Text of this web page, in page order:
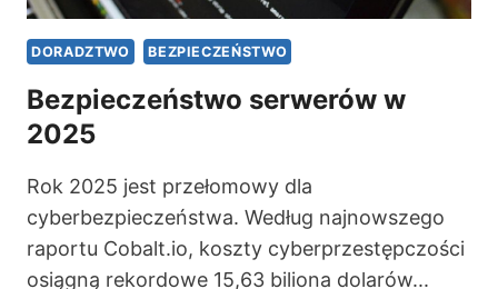
DORADZTWO BEZPIECZEŃSTWO
Bezpieczeństwo serwerów w
2025
Rok 2025 jest przełomowy dla
cyberbezpieczeństwa. Według najnowszego
raportu Cobalt.io, koszty cyberprzestępczości
osiągną rekordowe 15,63 biliona dolarów...